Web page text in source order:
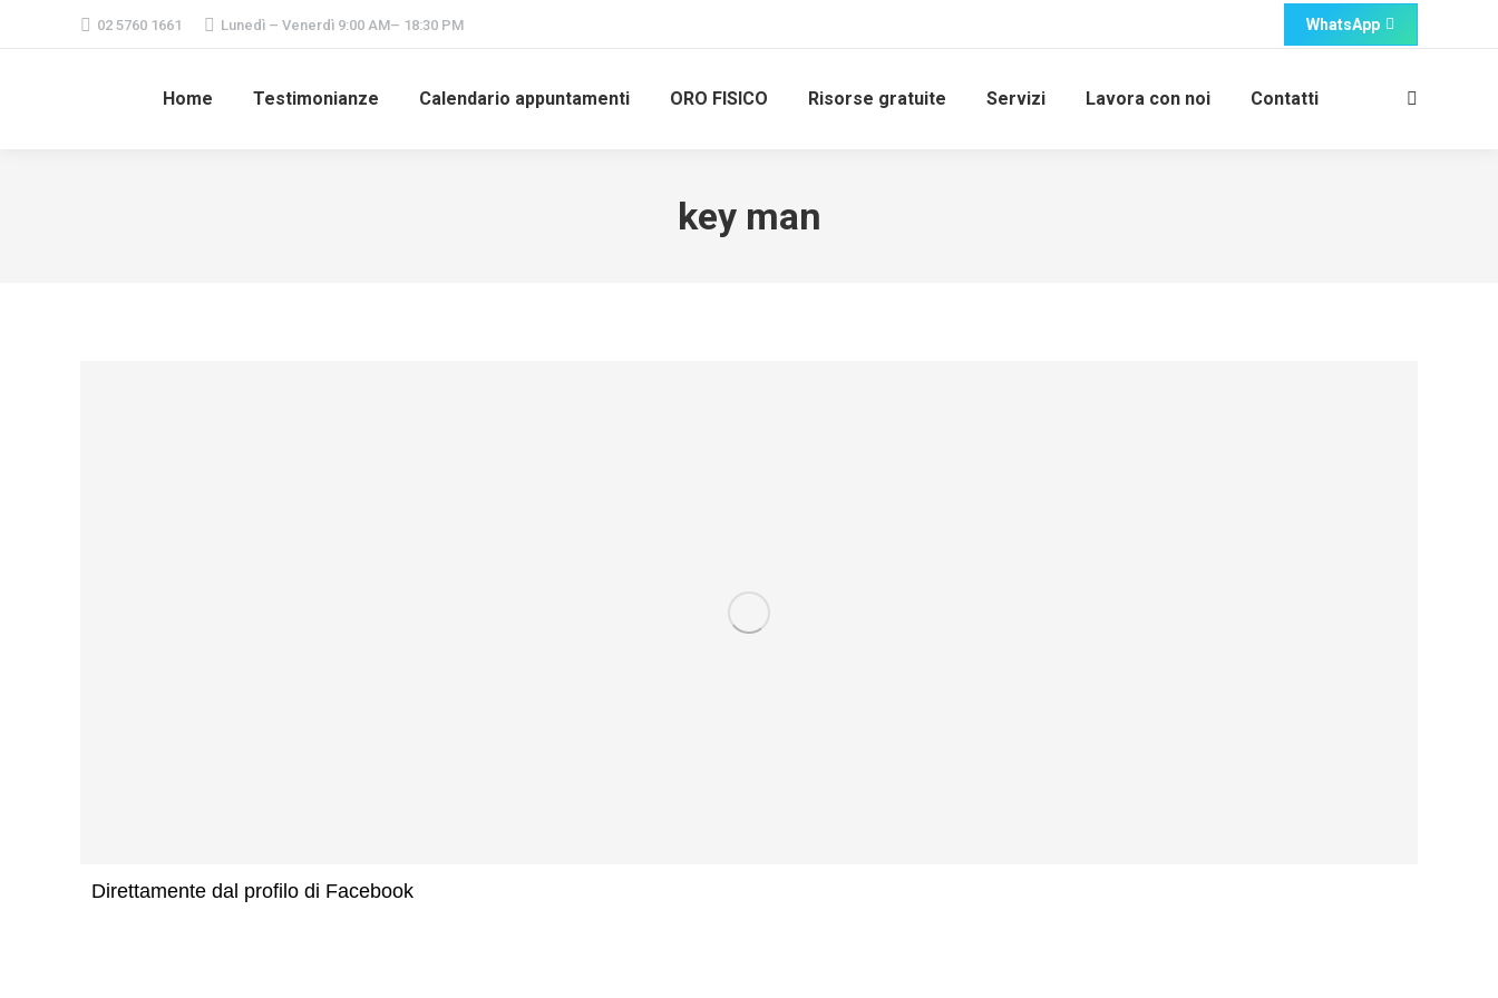
02 5760 1661 Lunedì – Venerdì 9:00 AM– 18:30 PM WhatsApp
Home Testimonianze Calendario appuntamenti ORO FISICO Risorse gratuite Servizi Lavora con noi Contatti Cerca:
key man
Direttamente dal profilo di Facebook